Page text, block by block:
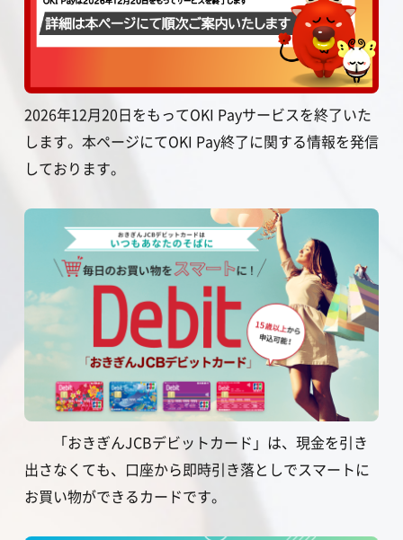
2026年12月20日をもってOKI Payサービスを終了いた
します。本ページにてOKI Pay終了に関する情報を発信
しております。
「おきぎんJCBデビットカード」は、現金を引き
出さなくても、口座から即時引き落としでスマートに
お買い物ができるカードです。